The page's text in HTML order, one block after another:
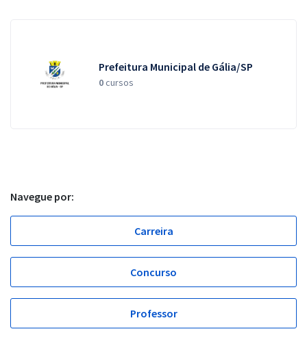
Prefeitura Municipal de Gália/SP
0cursos
Navegue por:
Carreira
Concurso
Professor